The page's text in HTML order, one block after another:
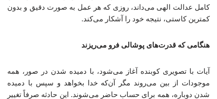
کامل عدالت الهی می‌داند، روزی که هر عمل به صورت دقیق و بدون
کمترین کاستی، نتیجه خود را آشکار می‌کند.
هنگامی که قدرت‌های پوشالی فرو می‌ریزند
آیات با تصویری کوبنده آغاز می‌شود، با دمیده شدن در صور، همه
موجودات از بین می‌روند مگر آن‌که خدا بخواهد و سپس با دمیده
شدن دوباره، همه برای حساب حاضر می‌شوند. این حادثه صرفاً تغییر